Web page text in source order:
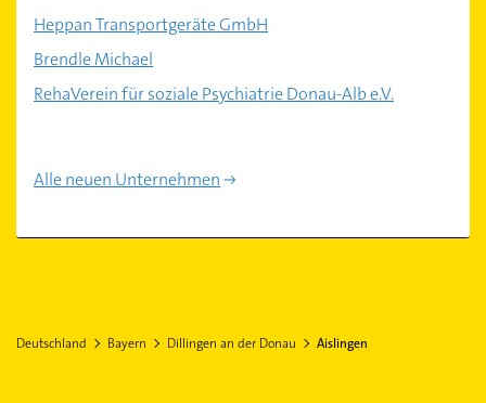
Heppan Transportgeräte GmbH
Brendle Michael
RehaVerein für soziale Psychiatrie Donau-Alb e.V.
Alle neuen Unternehmen
Deutschland Bayern Dillingen an der Donau Aislingen